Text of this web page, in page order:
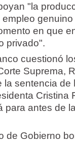
"la
empleo
en que
privado".
cuestionó
Suprema,
la sentencia de
Cristina
para antes de
de Gobierno